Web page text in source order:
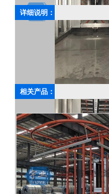
详细说明：
自行葫芦输送式前处理
相关产品：